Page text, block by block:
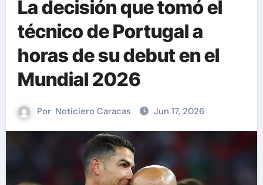
La decisión que tomó el
técnico de Portugal a
horas de su debut en el
Mundial 2026
Por Noticiero Caracas Jun 17, 2026